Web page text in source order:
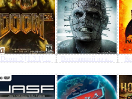
/ The Iron
Восставший из а...